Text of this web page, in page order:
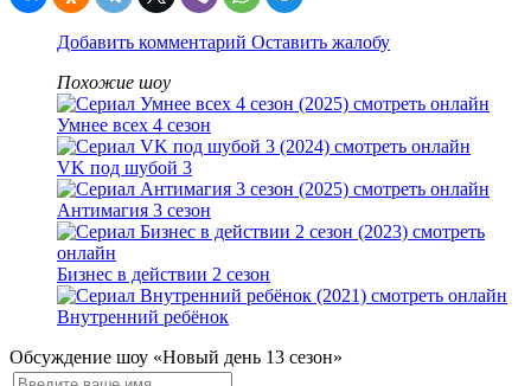
Добавить комментарий Оставить жалобу
Похожие шоу
Умнее всех 4 сезон
VK под шубой 3
Антимагия 3 сезон
Бизнес в действии 2 сезон
Внутренний ребёнок
Обсуждение шоу «Новый день 13 сезон»